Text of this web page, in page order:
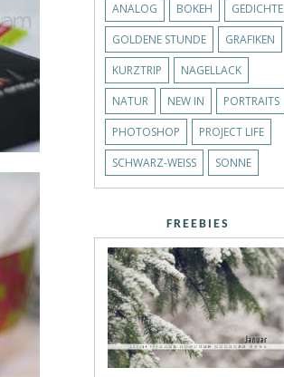
ANALOG BOKEH
GEDICHTE
GOLDENE STUNDE
GRAFIKEN
KURZTRIP
NAGELLACK
NATUR
NEW IN
PORTRAITS
PHOTOSHOP
PROJECT LIFE
SCHWARZ-WEISS
SONNE
FREEBIES